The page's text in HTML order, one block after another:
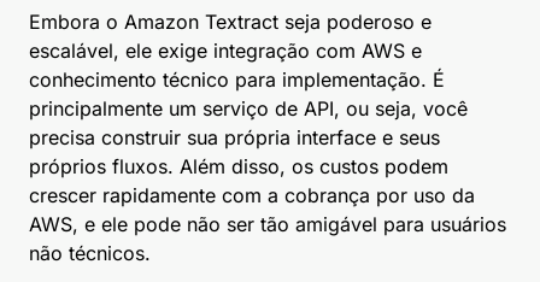
Embora o Amazon Textract seja poderoso e
escalável, ele exige integração com AWS e
conhecimento técnico para implementação. É
principalmente um serviço de API, ou seja, você
precisa construir sua própria interface e seus
próprios fluxos. Além disso, os custos podem
crescer rapidamente com a cobrança por uso da
AWS, e ele pode não ser tão amigável para usuários
não técnicos.